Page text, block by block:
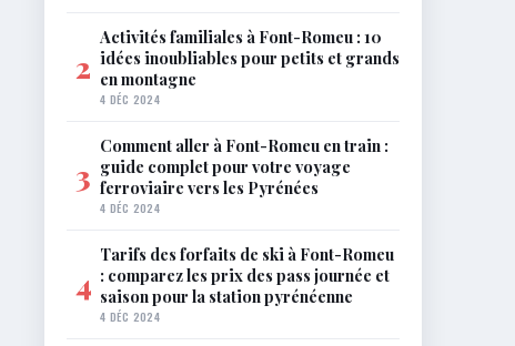
2
Activités familiales à Font-Romeu : 10
idées inoubliables pour petits et grands
en montagne
4 DÉC 2024
3
Comment aller à Font-Romeu en train :
guide complet pour votre voyage
ferroviaire vers les Pyrénées
4 DÉC 2024
4
Tarifs des forfaits de ski à Font-Romeu
: comparez les prix des pass journée et
saison pour la station pyrénéenne
4 DÉC 2024